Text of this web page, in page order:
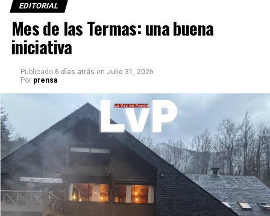
EDITORIAL
Mes de las Termas: una buena
iniciativa
Publicado 6 días atrás en Julio 31, 2026
Por prensa